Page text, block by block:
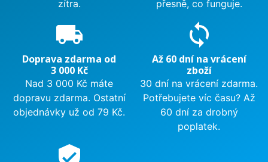
zítra.
přesně, co funguje.
local_shipping
Doprava zdarma od
3 000 Kč
Nad 3 000 Kč máte
dopravu zdarma. Ostatní
objednávky už od 79 Kč.
sync
Až 60 dní na vrácení
zboží
30 dní na vrácení zdarma.
Potřebujete víc času? Až
60 dní za drobný
poplatek.